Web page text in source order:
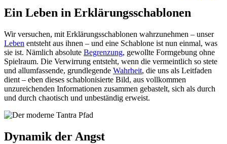
Ein Leben in Erklärungsschablonen
Wir versuchen, mit Erklärungsschablonen wahrzunehmen – unser
Leben entsteht aus ihnen – und eine Schablone ist nun einmal, was
sie ist. Nämlich absolute Begrenzung, gewollte Formgebung ohne
Spielraum. Die Verwirrung entsteht, wenn die vermeintlich so stete
und allumfassende, grundlegende Wahrheit, die uns als Leitfaden
dient – eben dieses schablonisierte Bild, aus vollkommen
unzureichenden Informationen zusammen gebastelt, sich als durch
und durch chaotisch und unbeständig erweist.
Dynamik der Angst